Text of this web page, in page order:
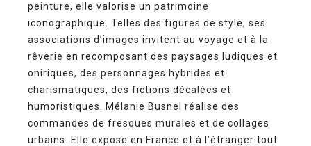
peinture, elle valorise un patrimoine
iconographique. Telles des figures de style, ses
associations d’images invitent au voyage et à la
rêverie en recomposant des paysages ludiques et
oniriques, des personnages hybrides et
charismatiques, des fictions décalées et
humoristiques. Mélanie Busnel réalise des
commandes de fresques murales et de collages
urbains. Elle expose en France et à l’étranger tout